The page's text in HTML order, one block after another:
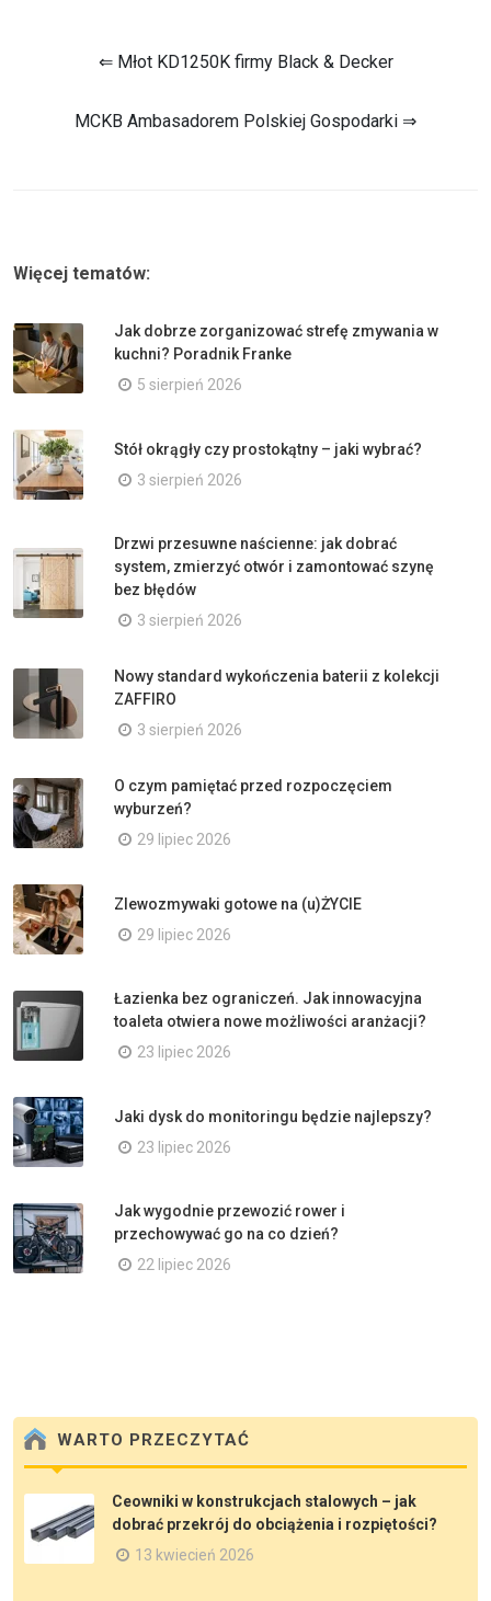
⇐ Młot KD1250K firmy Black & Decker
MCKB Ambasadorem Polskiej Gospodarki ⇒
Więcej tematów:
Jak dobrze zorganizować strefę zmywania w
kuchni? Poradnik Franke
5 sierpień 2026
Stół okrągły czy prostokątny – jaki wybrać?
3 sierpień 2026
Drzwi przesuwne naścienne: jak dobrać
system, zmierzyć otwór i zamontować szynę
bez błędów
3 sierpień 2026
Nowy standard wykończenia baterii z kolekcji
ZAFFIRO
3 sierpień 2026
O czym pamiętać przed rozpoczęciem
wyburzeń?
29 lipiec 2026
Zlewozmywaki gotowe na (u)ŻYCIE
29 lipiec 2026
Łazienka bez ograniczeń. Jak innowacyjna
toaleta otwiera nowe możliwości aranżacji?
23 lipiec 2026
Jaki dysk do monitoringu będzie najlepszy?
23 lipiec 2026
Jak wygodnie przewozić rower i
przechowywać go na co dzień?
22 lipiec 2026
WARTO PRZECZYTAĆ
Ceowniki w konstrukcjach stalowych – jak
dobrać przekrój do obciążenia i rozpiętości?
13 kwiecień 2026